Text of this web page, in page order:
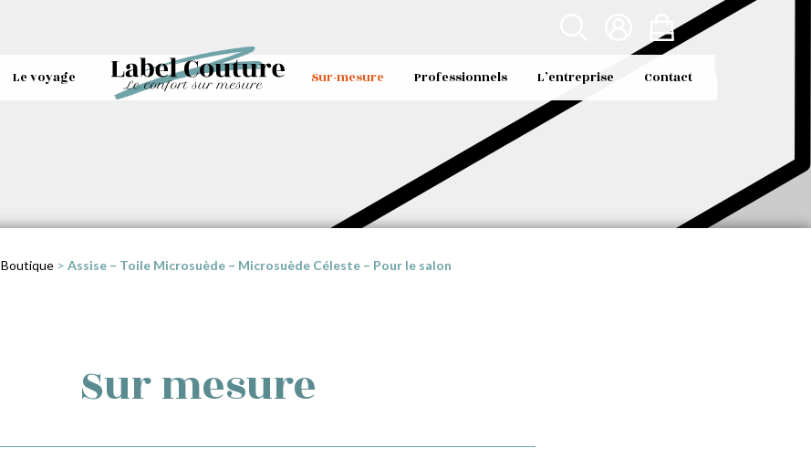
Le voyage Sur-mesure Professionnels L’entreprise Contact
Boutique> Assise – Toile Microsuède – Microsuède Céleste – Pour le salon
Sur mesure